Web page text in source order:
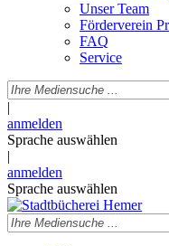
Unser Team
Förderverein
FAQ
Service
|
anmelden
Sprache auswählen
|
anmelden
Sprache auswählen